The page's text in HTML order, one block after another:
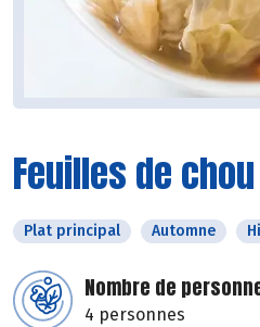
Feuilles de
Plat principal Automne
Nombre de
4 personnes